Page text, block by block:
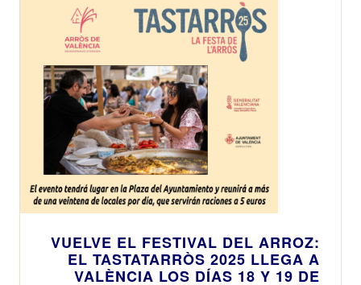
VUELVE EL FESTIVAL DEL ARROZ:
EL TASTATARRÒS 2025 LLEGA A
VALÈNCIA LOS DÍAS 18 Y 19 DE